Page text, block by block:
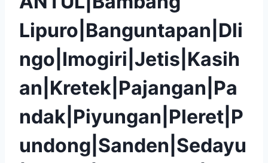
Lipuro|Banguntapan|Dli
ngo|Imogiri|Jetis|Kasih
an|Kretek|Pajangan|Pa
ndak|Piyungan|Pleret|P
undong|Sanden|Sedayu